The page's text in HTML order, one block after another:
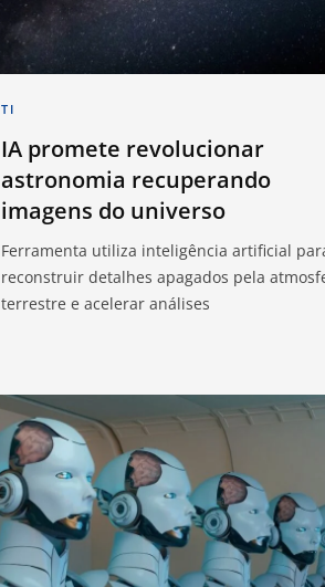
TI
IA promete revolucionar
astronomia recuperando
imagens do universo
Ferramenta utiliza inteligência artificial
reconstruir detalhes apagados pela
terrestre e acelerar análises